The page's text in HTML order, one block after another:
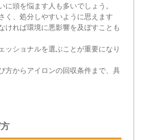
に頭を悩ます人も多いでしょう。
く、処分しやすいように思えます
ければ環境に悪影響を及ぼすことも
ッショナルを選ぶことが重要になり
方からアイロンの回収条件まで、具